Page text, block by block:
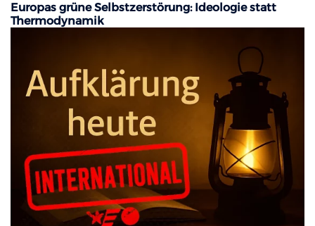
Europas grüne Selbstzerstörung: Ideologie statt
Thermodynamik